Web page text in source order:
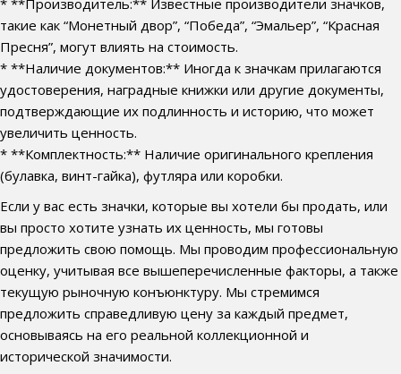
* **Производитель:** Известные производители значков,
такие как “Монетный двор”, “Победа”, “Эмальер”, “Красная
Пресня”, могут влиять на стоимость.
* **Наличие документов:** Иногда к значкам прилагаются
удостоверения, наградные книжки или другие документы,
подтверждающие их подлинность и историю, что может
увеличить ценность.
* **Комплектность:** Наличие оригинального крепления
(булавка, винт-гайка), футляра или коробки.
Если у вас есть значки, которые вы хотели бы продать, или
вы просто хотите узнать их ценность, мы готовы
предложить свою помощь. Мы проводим профессиональную
оценку, учитывая все вышеперечисленные факторы, а также
текущую рыночную конъюнктуру. Мы стремимся
предложить справедливую цену за каждый предмет,
основываясь на его реальной коллекционной и
исторической значимости.